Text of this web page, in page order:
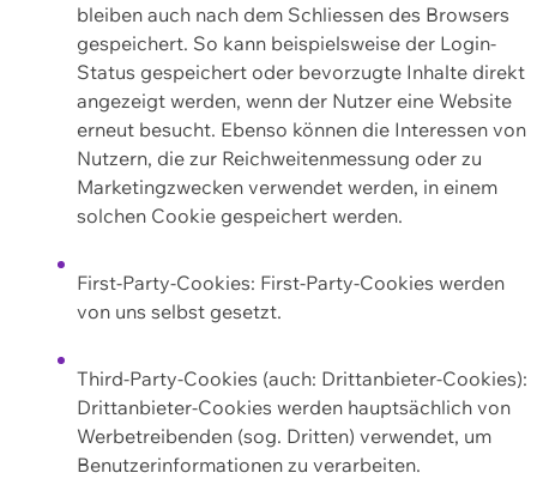
bleiben auch nach dem Schliessen des Browsers
gespeichert. So kann beispielsweise der Login-
Status gespeichert oder bevorzugte Inhalte direkt
angezeigt werden, wenn der Nutzer eine Website
erneut besucht. Ebenso können die Interessen von
Nutzern, die zur Reichweitenmessung oder zu
Marketingzwecken verwendet werden, in einem
solchen Cookie gespeichert werden.
First-Party-Cookies: First-Party-Cookies werden
von uns selbst gesetzt.
Third-Party-Cookies (auch: Drittanbieter-Cookies):
Drittanbieter-Cookies werden hauptsächlich von
Werbetreibenden (sog. Dritten) verwendet, um
Benutzerinformationen zu verarbeiten.